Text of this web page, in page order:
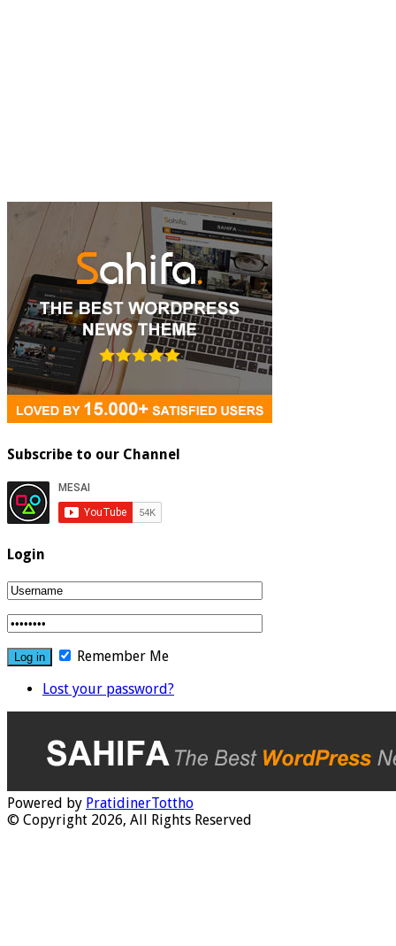
Subscribe to our Channel
Login
Remember Me
Lost your password?
Powered by PratidinerTottho
© Copyright 2026, All Rights Reserved